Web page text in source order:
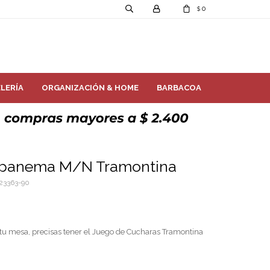
ORGANIZACIÓN & HOME BARBACOA
$ 0
M/N Tramontina
90
mesa, precisas tener el Juego de Cucharas Tramontina